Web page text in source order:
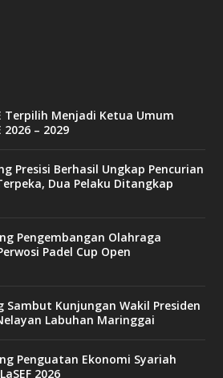
Terpilih Menjadi Ketua Umum
2026 – 2029
Presisi Berhasil Ungkap Pencurian
Dua Pelaku Ditangkap
Pengembangan Olahraga
Padel Cup Open
Sambut Kunjungan Wakil Presiden
Labuhan Maringgai
Penguatan Ekonomi Syariah
2026